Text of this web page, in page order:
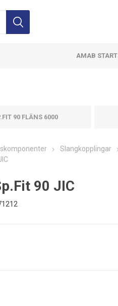
AMAB
90 FLÄNS 6000
Slangkopplingar
90 JIC